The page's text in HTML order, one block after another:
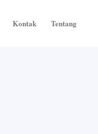
Kontak Tentang